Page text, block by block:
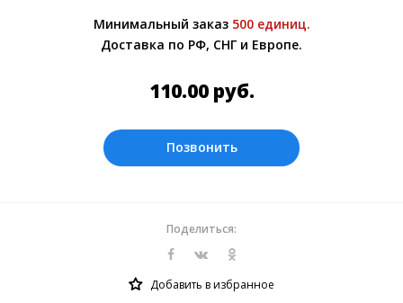
склада в Москве. Более подробно при
обсуждении заказа с менеджером.
Минимальный заказ 500 единиц.
Доставка по РФ, СНГ и Европе.
110.00 руб.
Позвонить
Поделиться:
Добавить в избранное